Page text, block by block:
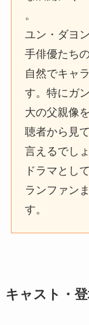
。
ユン・ダヨ
手俳優たち
自然でキャ
す。特にガ
大の父親像
聴者から見
言えるでし
ドラマとし
ランファン
す。
キャスト・